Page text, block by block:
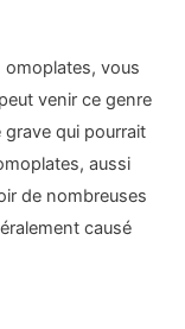
omoplates, vous
venir ce genre
grave qui pourrait
aussi
de nombreuses
causé